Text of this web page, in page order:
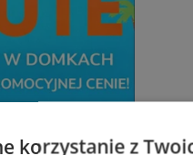
nad Bałtykiem w
korzystanie z